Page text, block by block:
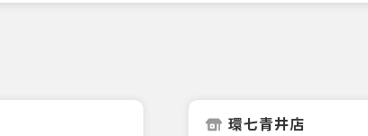
環七青井店